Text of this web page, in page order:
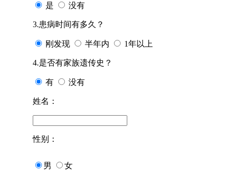
是 没有
3.患病时间有多久？
刚发现 半年内 1年以上
4.是否有家族遗传史？
有 没有
姓名：
性别：
男 女